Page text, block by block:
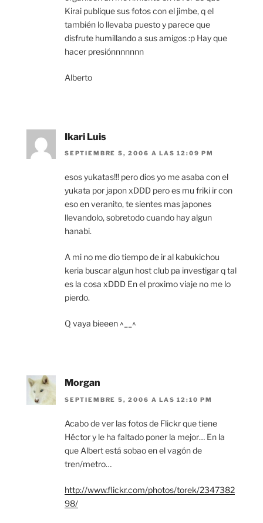
Kirai publique sus fotos con el jimbe, q el
también lo llevaba puesto y parece que
disfrute humillando a sus amigos :p Hay que
hacer presiónnnnnnn
Alberto
Ikari Luis
SEPTIEMBRE 5, 2006 A LAS 12:09 PM
esos yukatas!!! pero dios yo me asaba con el
yukata por japon xDDD pero es mu friki ir con
eso en veranito, te sientes mas japones
llevandolo, sobretodo cuando hay algun
hanabi.
A mi no me dio tiempo de ir al kabukichou
keria buscar algun host club pa investigar q tal
es la cosa xDDD En el proximo viaje no me lo
pierdo.
Q vaya bieeen ^__^
Morgan
SEPTIEMBRE 5, 2006 A LAS 12:10 PM
Acabo de ver las fotos de Flickr que tiene
Héctor y le ha faltado poner la mejor… En la
que Albert está sobao en el vagón de
tren/metro…
http://www.flickr.com/photos/torek/2347382
98/